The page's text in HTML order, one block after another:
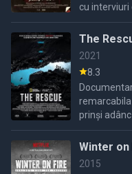
cu interviuri
inedite și
The
2021
8.3
prinși
Thailandei,
Winter
Freedom
2015